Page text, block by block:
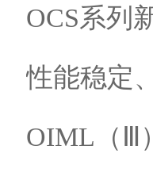
OCS系列
性能稳定
OIML（Ⅲ